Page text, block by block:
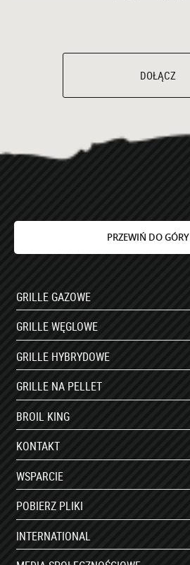
DOŁĄCZ
PRZEWIŃ DO GÓRY
GRILLE GAZOWE
GRILLE WĘGLOWE
GRILLE HYBRYDOWE
GRILLE NA PELLET
BROIL KING
KONTAKT
WSPARCIE
POBIERZ PLIKI
INTERNATIONAL